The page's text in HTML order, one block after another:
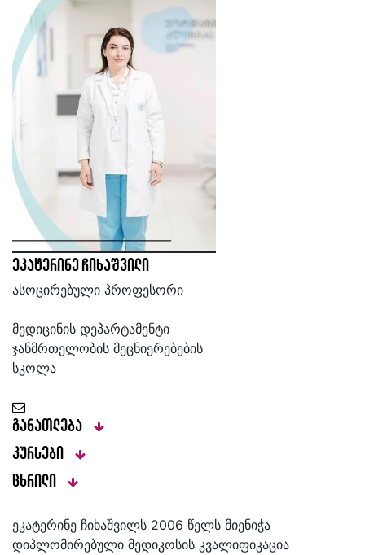
ეკატერინე ჩიხაშვილი
ასოცირებული პროფესორი
მედიცინის დეპარტამენტი
ჯანმრთელობის მეცნიერებების
სკოლა
განათლება
კურსები
ცხრილი
ეკატერინე ჩიხაშვილს 2006 წელს მიენიჭა
დიპლომირებული მედიკოსის კვალიფიკაცია